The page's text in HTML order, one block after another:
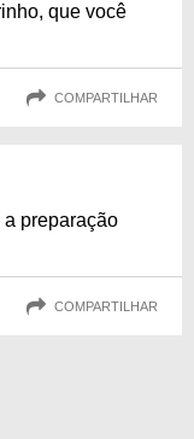
que você
COMPARTILHAR
preparação
COMPARTILHAR